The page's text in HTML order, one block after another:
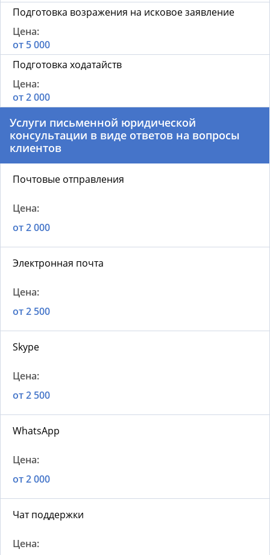
Подготовка возражения на исковое заявление
от 5 000
Подготовка ходатайств
от 2 000
Услуги письменной юридической
консультации в виде ответов на вопросы
клиентов
Почтовые отправления
от 2 000
Электронная почта
от 2 500
Skype
от 2 500
WhatsApp
от 2 000
Чат поддержки